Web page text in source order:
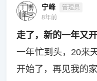
宁峰
管理员
8年前
走了，新的一年又
一年忙到头，20来
开始了，再见我的家